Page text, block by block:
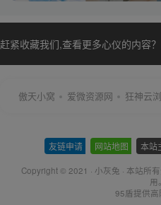
赶紧收藏我们,查看更多心仪的内容
傲天小窝 爱微资源网 狂神云
友链申请 网站地图 本站
Copyright © 2021 · 小灰兔 · 本站所
用。
95盾提供高